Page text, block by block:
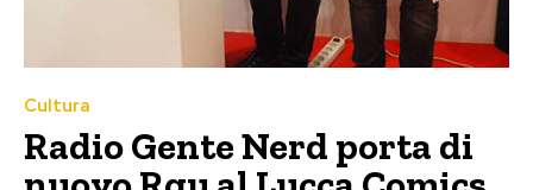
Cultura
Radio Gente Nerd porta di